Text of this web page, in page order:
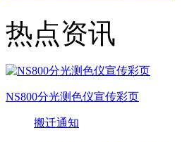
热点资讯
NS800分光测色仪宣传彩页
搬迁通知